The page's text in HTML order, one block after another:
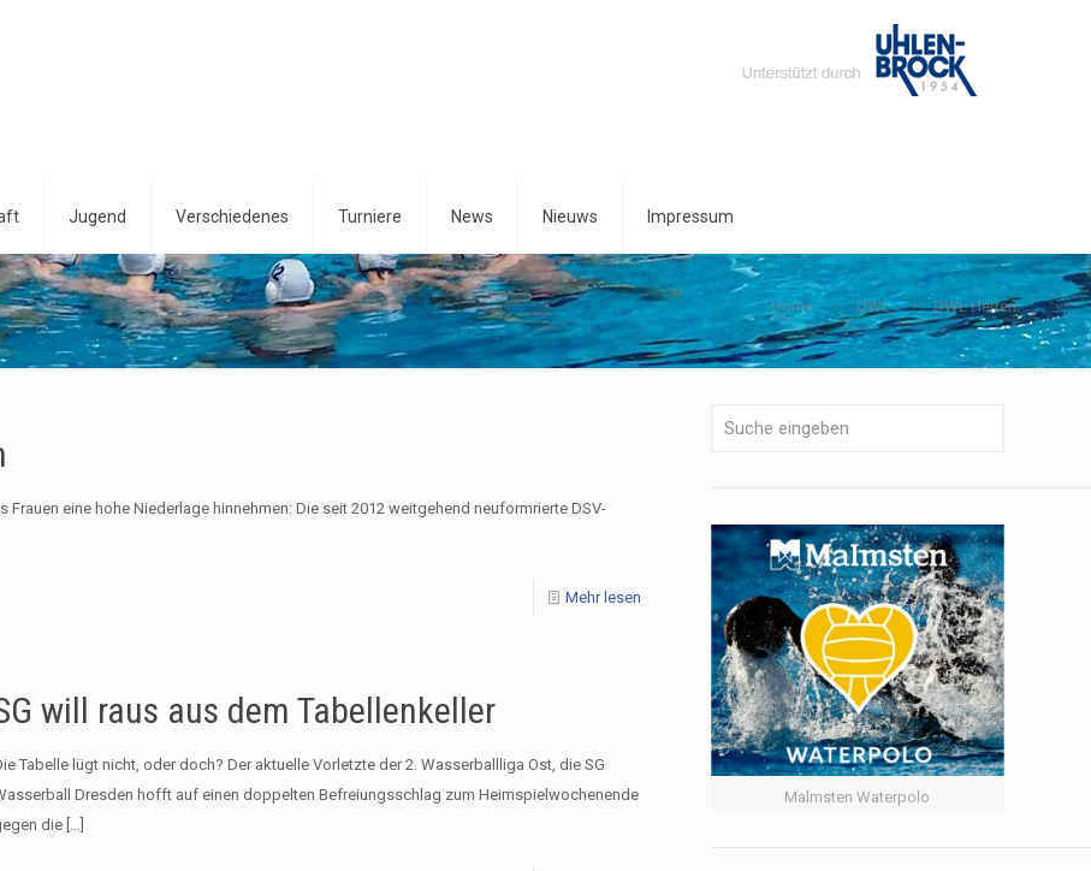
Jugend Verschiedenes Turniere News Nieuws Impressum
Home DWL DWL Herren
eine hohe Niederlage hinnehmen: Die seit 2012 weitgehend neuformrierte DSV-
Mehr lesen
will raus aus dem Tabellenkeller
Tabelle lügt nicht, oder doch? Der aktuelle Vorletzte der 2. Wasserballliga Ost, die SG
Dresden hofft auf einen doppelten Befreiungsschlag zum Heimspielwochenende
die[…]
Malmsten Waterpolo